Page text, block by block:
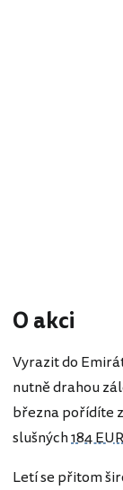
O akci
Vyrazit do
nutně drahou
března pořídíte
slušných184 EUR
Letí se přitom